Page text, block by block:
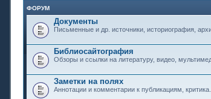
ФОРУМ
Документы
Письменные и др. источники, историография,
Библиосайтография
Обзоры и ссылки на литературу, видео,
Заметки на полях
Аннотации и комментарии к публикациям, критика.